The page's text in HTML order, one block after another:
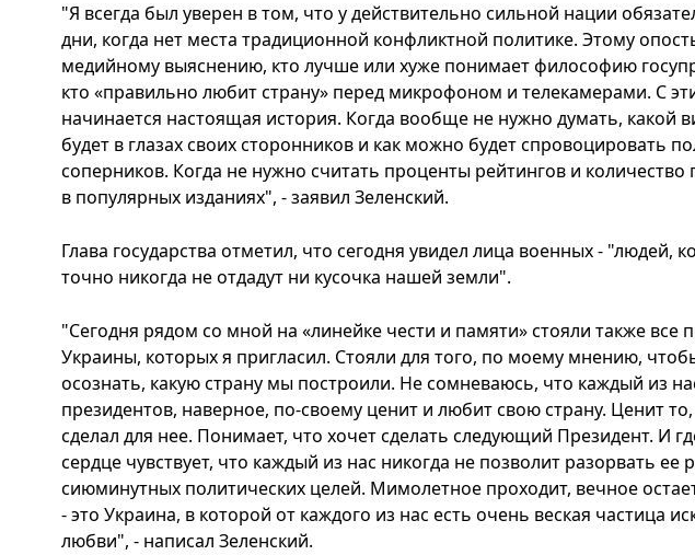
"Я всегда был уверен в том, что у действительно сильной нации
дни, когда нет места традиционной конфликтной политике. Этому
медийному выяснению, кто лучше или хуже понимает философию
кто «правильно любит страну» перед микрофоном и телекамерами. С
начинается настоящая история. Когда вообще не нужно думать, какой
будет в глазах своих сторонников и как можно будет спровоцировать
соперников. Когда не нужно считать проценты рейтингов и количество
в популярных изданиях", - заявил Зеленский.
Глава государства отметил, что сегодня увидел лица военных - "людей,
точно никогда не отдадут ни кусочка нашей земли".
"Сегодня рядом со мной на «линейке чести и памяти» стояли также все
Украины, которых я пригласил. Стояли для того, по моему мнению,
осознать, какую страну мы построили. Не сомневаюсь, что каждый из
президентов, наверное, по-своему ценит и любит свою страну. Ценит
сделал для нее. Понимает, что хочет сделать следующий Президент. И
сердце чувствует, что каждый из нас никогда не позволит разорвать ее
сиюминутных политических целей. Мимолетное проходит, вечное
- это Украина, в которой от каждого из нас есть очень веская частица
любви", - написал Зеленский.